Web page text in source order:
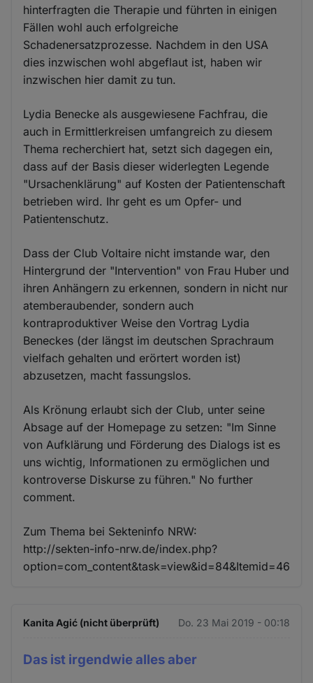
hinterfragten die Therapie und führten in einigen
Fällen wohl auch erfolgreiche
Schadenersatzprozesse. Nachdem in den USA
dies inzwischen wohl abgeflaut ist, haben wir
inzwischen hier damit zu tun.
Lydia Benecke als ausgewiesene Fachfrau, die
auch in Ermittlerkreisen umfangreich zu diesem
Thema recherchiert hat, setzt sich dagegen ein,
dass auf der Basis dieser widerlegten Legende
"Ursachenklärung" auf Kosten der Patientenschaft
betrieben wird. Ihr geht es um Opfer- und
Patientenschutz.
Dass der Club Voltaire nicht imstande war, den
Hintergrund der "Intervention" von Frau Huber und
ihren Anhängern zu erkennen, sondern in nicht nur
atemberaubender, sondern auch
kontraproduktiver Weise den Vortrag Lydia
Beneckes (der längst im deutschen Sprachraum
vielfach gehalten und erörtert worden ist)
abzusetzen, macht fassungslos.
Als Krönung erlaubt sich der Club, unter seine
Absage auf der Homepage zu setzen: "Im Sinne
von Aufklärung und Förderung des Dialogs ist es
uns wichtig, Informationen zu ermöglichen und
kontroverse Diskurse zu führen." No further
comment.
Zum Thema bei Sekteninfo NRW:
http://sekten-info-nrw.de/index.php?
option=com_content&task=view&id=84&Itemid=46
Kanita Agić (nicht überprüft) Do. 23 Mai 2019 - 00:18
Das ist irgendwie alles aber